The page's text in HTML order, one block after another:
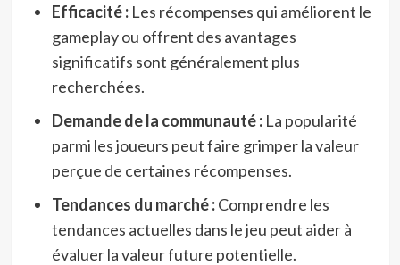
Efficacité :Les récompenses qui améliorent le
gameplay ou offrent des avantages
significatifs sont généralement plus
recherchées.
Demande de la communauté :La popularité
parmi les joueurs peut faire grimper la valeur
perçue de certaines récompenses.
Tendances du marché :Comprendre les
tendances actuelles dans le jeu peut aider à
évaluer la valeur future potentielle.